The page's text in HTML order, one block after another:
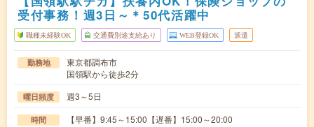
受付事務！週3日～＊50代活躍中
職種未経験OK 交通費別途支給あり WEB登録OK 派遣
勤務地
東京都調布市
国領駅から徒歩2分
曜日頻度 週3～5日
時間 【早番】9:45～15:00【遅番】15:00～20:00